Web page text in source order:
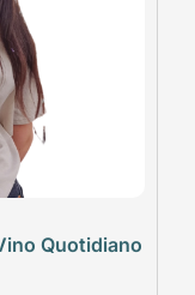
Quotidiano